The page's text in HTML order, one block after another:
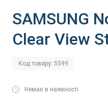
SAMSUNG
Clear View
Код товару: 5599
Немає в наявності